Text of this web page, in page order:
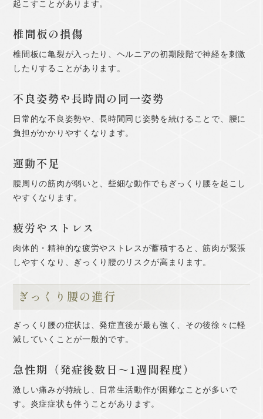
起こすことがあります。
椎間板の損傷
椎間板に亀裂が入ったり、ヘルニアの初期段階で神経を刺激
したりすることがあります。
不良姿勢や長時間の同一姿勢
日常的な不良姿勢や、長時間同じ姿勢を続けることで、腰に
負担がかかりやすくなります。
運動不足
腰周りの筋肉が弱いと、些細な動作でもぎっくり腰を起こし
やすくなります。
疲労やストレス
肉体的・精神的な疲労やストレスが蓄積すると、筋肉が緊張
しやすくなり、ぎっくり腰のリスクが高まります。
ぎっくり腰の進行
ぎっくり腰の症状は、発症直後が最も強く、その後徐々に軽
減していくことが一般的です。
急性期（発症後数日～1週間程度）
激しい痛みが持続し、日常生活動作が困難なことが多いで
す。炎症症状も伴うことがあります。